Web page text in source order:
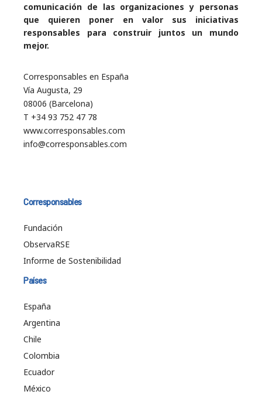
comunicación de las organizaciones y personas
que quieren poner en valor sus iniciativas
responsables para construir juntos un mundo
mejor.
Corresponsables en España
Vía Augusta, 29
08006 (Barcelona)
T +34 93 752 47 78
www.corresponsables.com
info@corresponsables.com
Corresponsables
Fundación
ObservaRSE
Informe de Sostenibilidad
Países
España
Argentina
Chile
Colombia
Ecuador
México